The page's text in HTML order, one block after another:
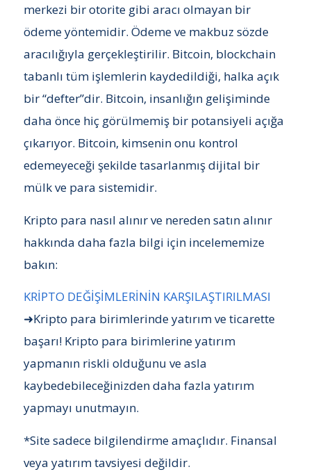
merkezi bir otorite gibi aracı olmayan bir
ödeme yöntemidir. Ödeme ve makbuz sözde
aracılığıyla gerçekleştirilir. Bitcoin, blockchain
tabanlı tüm işlemlerin kaydedildiği, halka açık
bir “defter”dir. Bitcoin, insanlığın gelişiminde
daha önce hiç görülmemiş bir potansiyeli açığa
çıkarıyor. Bitcoin, kimsenin onu kontrol
edemeyeceği şekilde tasarlanmış dijital bir
mülk ve para sistemidir.
Kripto para nasıl alınır ve nereden satın alınır
hakkında daha fazla bilgi için incelememize
bakın:
KRİPTO DEĞİŞİMLERİNİN KARŞILAŞTIRILMASI
➜Kripto para birimlerinde yatırım ve ticarette
başarı! Kripto para birimlerine yatırım
yapmanın riskli olduğunu ve asla
kaybedebileceğinizden daha fazla yatırım
yapmayı unutmayın.
*Site sadece bilgilendirme amaçlıdır. Finansal
veya yatırım tavsiyesi değildir.